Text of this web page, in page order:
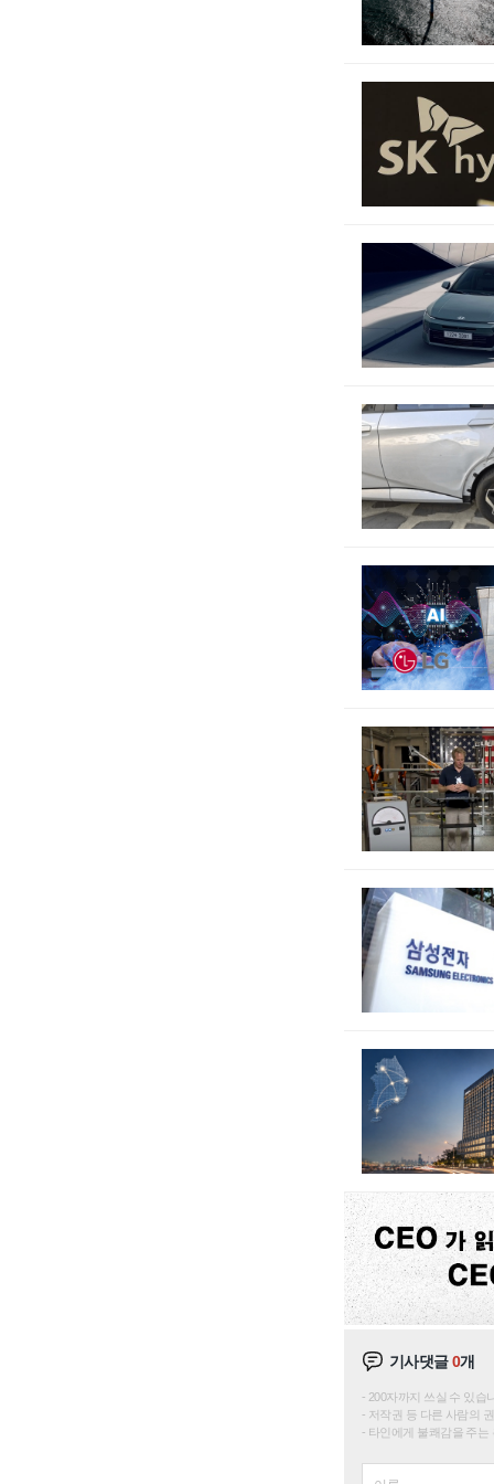
기사댓글0개
200자까지 쓰실 수 있습
저작권 등 다른 사람의
타인에게 불쾌감을 주는